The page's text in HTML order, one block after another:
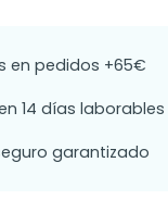
en pedidos +65€
14 días laborables
garantizado